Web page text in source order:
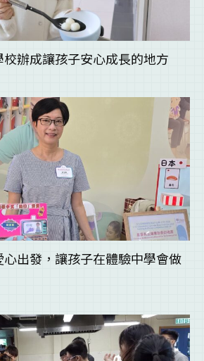
辦成讓孩子安心成長的地方
出發，讓孩子在體驗中學會做